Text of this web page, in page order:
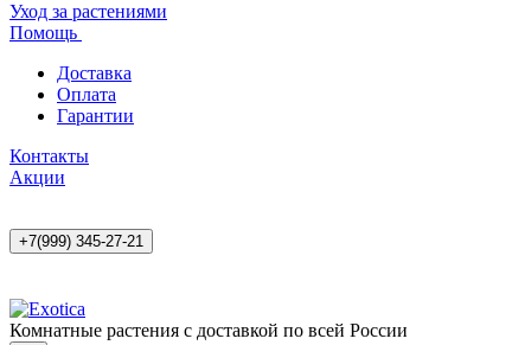
Уход за растениями
Помощь
Доставка
Оплата
Гарантии
Контакты
Акции
+7(999) 345-27-21
Комнатные растения с доставкой по всей России